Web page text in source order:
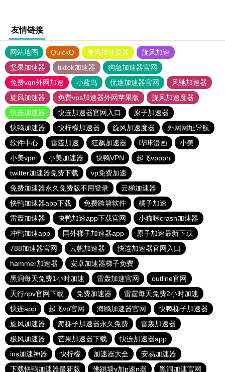
友情链接
网站地图 QuickQ 旋风加速度器
旋风加速
坚果加速器
tiktok加速器
狗急加速器官网
免费vqn外网加速
小蓝鸟 优途加速器官网
风驰加速器
旋风加速器
免费vps加速器外网苹果版
旋风加速度器
快连加速器
快连加速器官网入口
原子加速器
快鸭加速器
快柠檬加速器 旋风加速度器
外网网址导航
软件中心
雷霆加速 狂飙加速器 哔咔漫画
小美
小美vpn
小美加速器 快鸭VPN
起飞vpppn
twitter加速器免费下载
vp免费加速
免费加速器永久免费版不用登录
云梯加速器
快鸭加速器app下载
免费跨墙软件
橘子加速
雷轰加速器
快鸭加速app下载官网
小猫咪crash加速器
冲鸭加速app
国外梯子加速器app
原子加速最新下载
788加速器官网
云帆加速器
快连加速器官网入口
hammer加速器
安卓加速器梯子免费
黑洞每天免费1小时加速
雷轰加速官网
outline官网
天行npv官网下载
免费加速器
雷霆每天免费2小时加速
快连app
起飞vp官网 海鸥加速器官网
快鸭梯子加速器
旋风加速器
爬梯子加速器永久免费
雷轰加速器
极风加速器
芒果加速器下载
快连加速器app
ins加速神器
快柠檬 加速器大全
安易加速器
下载快鸭加速器最新版
佛跳墙v加p速n器 黑洞加速官网